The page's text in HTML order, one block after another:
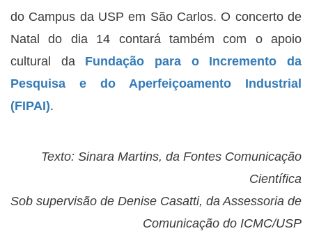
do Campus da USP em São Carlos. O concerto de
Natal do dia 14 contará também com o apoio
cultural da Fundação para o Incremento da
Pesquisa e do Aperfeiçoamento Industrial
(FIPAI).
Texto: Sinara Martins, da Fontes Comunicação
Científica
Sob supervisão de Denise Casatti, da Assessoria de
Comunicação do ICMC/USP